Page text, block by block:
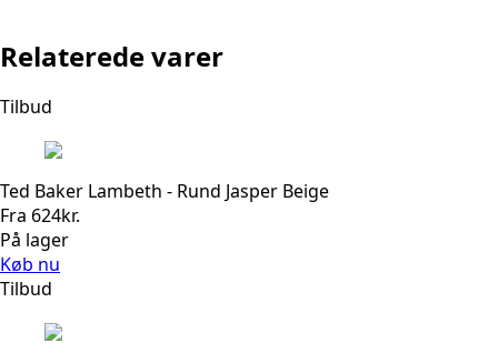
Relaterede varer
Tilbud
Ted Baker Lambeth - Rund Jasper Beige
Fra 624kr.
På lager
Køb nu
Tilbud